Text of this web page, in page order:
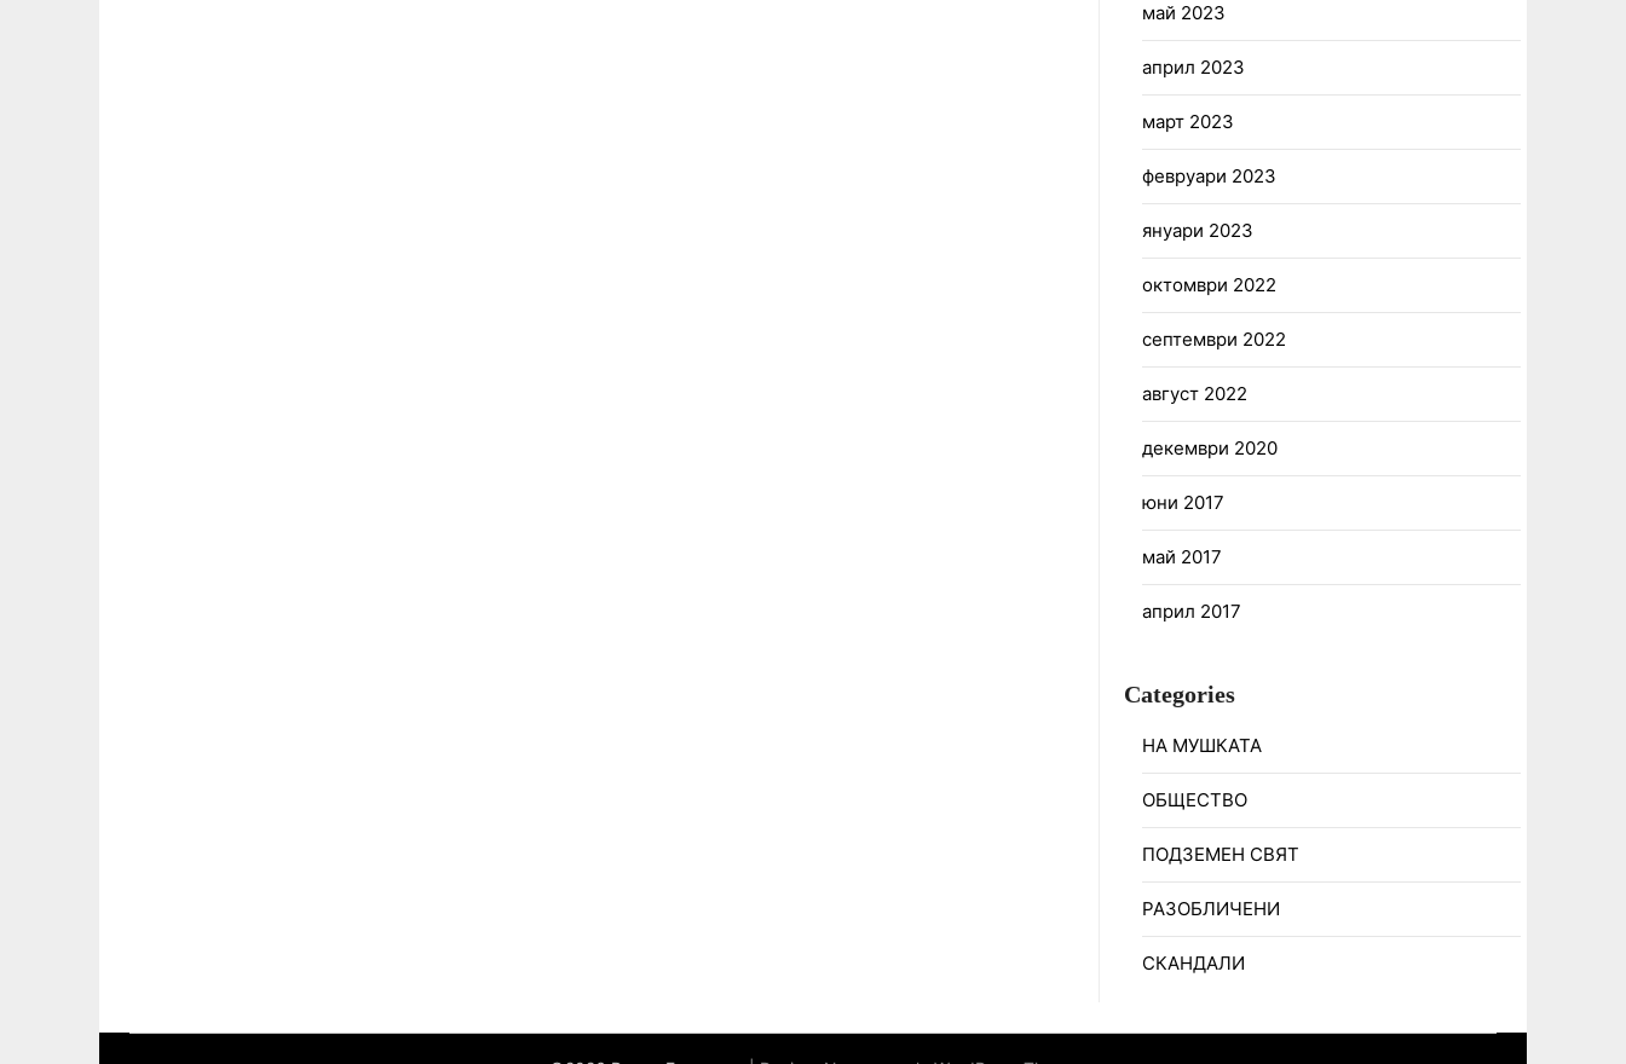
май 2023
април 2023
март 2023
февруари 2023
януари 2023
октомври 2022
септември 2022
август 2022
декември 2020
юни 2017
май 2017
април 2017
Categories
НА МУШКАТА
ОБЩЕСТВО
ПОДЗЕМЕН СВЯТ
РАЗОБЛИЧЕНИ
СКАНДАЛИ